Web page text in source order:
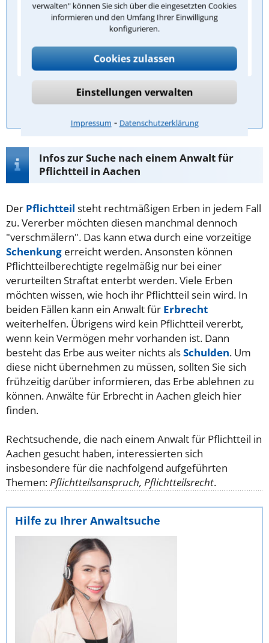
verwalten" können Sie sich über die eingesetzten Cookies
informieren und den Umfang Ihrer Einwilligung
konfigurieren.
Cookies zulassen
Einstellungen verwalten
Impressum ⁃ Datenschutzerklärung
Der Staat
Die Gläubiger des Verstorbenen
Antwort überprüfen
Infos zur Suche nach einem Anwalt für
Pflichtteil in Aachen
Der Pflichtteil steht rechtmäßigen Erben in jedem Fall
zu. Vererber möchten diesen manchmal dennoch
"verschmälern". Das kann etwa durch eine vorzeitige
Schenkung erreicht werden. Ansonsten können
Pflichtteilberechtigte regelmäßig nur bei einer
verurteilten Straftat enterbt werden.Viele Erben
möchten wissen, wie hoch ihr Pflichtteil sein wird. In
beiden Fällen kann ein Anwalt für Erbrecht
weiterhelfen. Übrigens wird kein Pflichtteil vererbt,
wenn kein Vermögen mehr vorhanden ist. Dann
besteht das Erbe aus weiter nichts alsSchulden. Um
diese nicht übernehmen zu müssen, sollten Sie sich
frühzeitig darüber informieren, das Erbe ablehnen zu
können. Anwälte für Erbrecht in Aachen gleich hier
finden.
Rechtsuchende, die nach einem Anwalt für Pflichtteil in
Aachen gesucht haben, interessierten sich
insbesondere für die nachfolgend aufgeführten
Themen:Pflichtteilsanspruch, Pflichtteilsrecht.
Hilfe zu Ihrer Anwaltsuche